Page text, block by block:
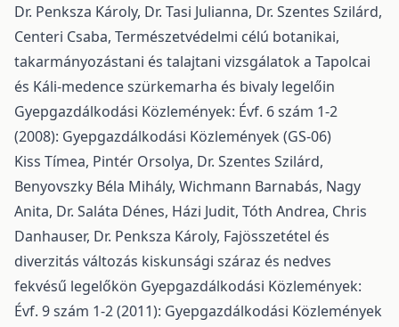
Dr. Penksza Károly, Dr. Tasi Julianna, Dr. Szentes Szilárd,
Centeri Csaba, Természetvédelmi célú botanikai,
takarmányozástani és talajtani vizsgálatok a Tapolcai
és Káli-medence szürkemarha és bivaly legelőin
Gyepgazdálkodási Közlemények: Évf. 6 szám 1-2
(2008): Gyepgazdálkodási Közlemények (GS-06)
Kiss Tímea, Pintér Orsolya, Dr. Szentes Szilárd,
Benyovszky Béla Mihály, Wichmann Barnabás, Nagy
Anita, Dr. Saláta Dénes, Házi Judit, Tóth Andrea, Chris
Danhauser, Dr. Penksza Károly, Fajösszetétel és
diverzitás változás kiskunsági száraz és nedves
fekvésű legelőkön Gyepgazdálkodási Közlemények:
Évf. 9 szám 1-2 (2011): Gyepgazdálkodási Közlemények